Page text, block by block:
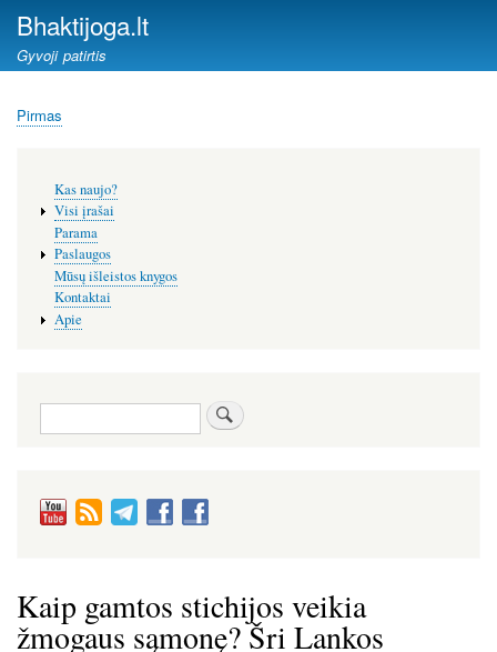
Bhaktijoga.lt
Gyvoji patirtis
Kelias
Pirmas
Kaip gamtos stichijos veikia
žmogaus sąmonę? Šri Lankos
meniu
Kas naujo?
Visi įrašai
Parama
Paslaugos
Mūsų išleistos knygos
Kontaktai
Apie
Paieška